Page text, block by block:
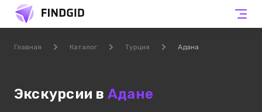
Главная Каталог Турция Адана
Экскурсии в Адане